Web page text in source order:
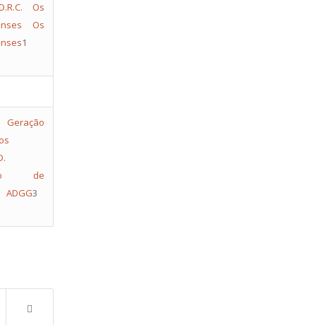
Os
Os
1
de
ADGG3